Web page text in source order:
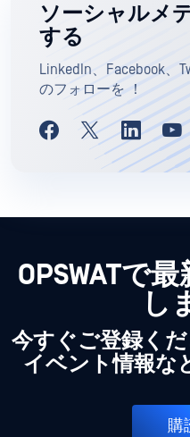
ソーシャルメ
する
LinkedIn、Facebook、
のフォローを ！
OPSWATで
し
今すぐご登録くだ
イベント情報な
購